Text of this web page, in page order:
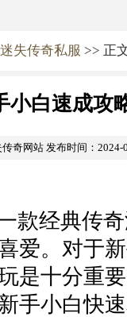
迷失传奇私服 >> 正
小白速成攻
传奇网站 发布时间：2024-
款经典传
爱。对于
是十分重
手小白快